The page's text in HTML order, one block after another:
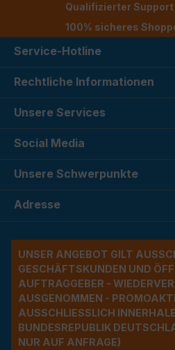
Qualifizierter Support
100% sicheres
Service-Hotline
Rechtliche Informationen
Unsere Services
Social Media
Unsere Schwerpunkte
Adresse
UNSER ANGEBOT GILT
ESCHÄFTSKUNDEN UND
UFTRAGGEBER -
USGENOMMEN -
USSCHLIESSLICH INNERHALB
NDESREPUBLIK
R AUF ANFRAGE)